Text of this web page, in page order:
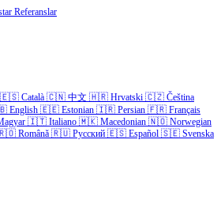
Referanslar
🇪🇸 Català 🇨🇳 中文 🇭🇷 Hrvatski 🇨🇿 Čeština
English 🇪🇪 Estonian 🇮🇷 Persian 🇫🇷 Français
🇮🇹 Italiano 🇲🇰 Macedonian 🇳🇴 Norwegian
Română 🇷🇺 Русский 🇪🇸 Español 🇸🇪 Svenska